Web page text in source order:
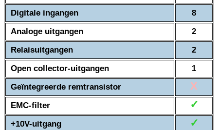
Digitale ingangen
8
Analoge uitgangen
2
Relaisuitgangen
2
Open collector-uitgangen
1
Geïntegreerde remtransistor
X
EMC-filter ✓
+10V-uitgang ✓